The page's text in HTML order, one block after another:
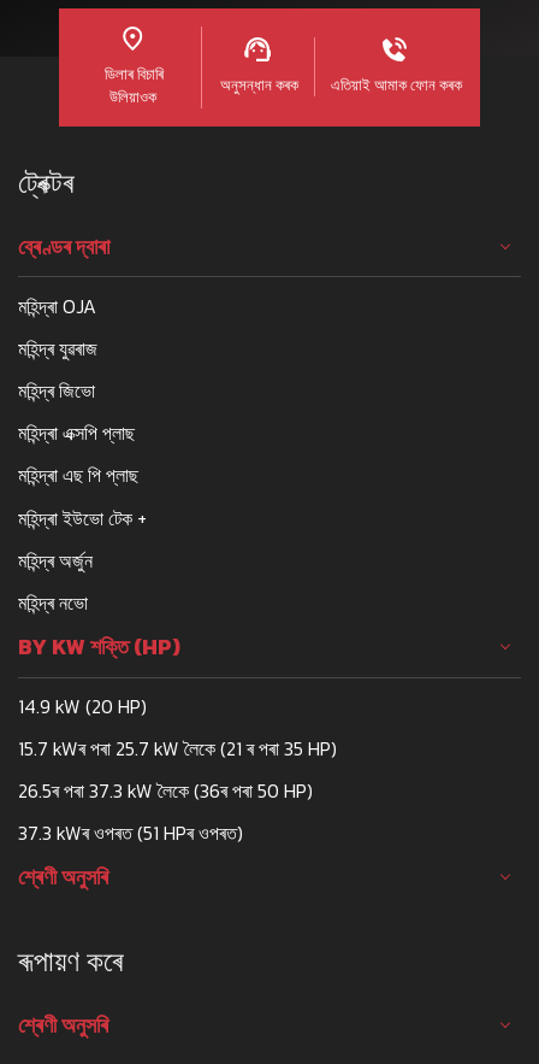
ডিলাৰ বিচাৰি
উলিয়াওক
অনুসন্ধান কৰক এতিয়াই আমাক ফোন কৰক
ট্ৰেক্টৰ
ব্ৰেণ্ডৰ দ্বাৰা
মহিন্দ্ৰা OJA
মহিন্দ্ৰ যুৱৰাজ
মহিন্দ্ৰ জিভো
মহিন্দ্ৰা এক্সপি প্লাছ
মহিন্দ্ৰা এছ পি প্লাছ
মহিন্দ্ৰা ইউভো টেক +
মহিন্দ্ৰ অৰ্জুন
মহিন্দ্ৰ নভো
BY KW শক্তি (HP)
14.9 kW (20 HP)
15.7 kWৰ পৰা 25.7 kW লৈকে (21 ৰ পৰা 35 HP)
26.5ৰ পৰা 37.3 kW লৈকে (36ৰ পৰা 50 HP)
37.3 kWৰ ওপৰত (51 HPৰ ওপৰত)
শ্ৰেণী অনুসৰি
ৰূপায়ণ কৰে
শ্ৰেণী অনুসৰি